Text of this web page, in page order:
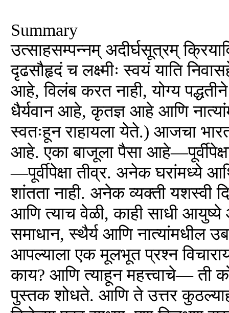
Summary
उत्साहसम्पन्नम् अदीर्घसूत्रम्
दृढसौहृदं च लक्ष्मीः स्वयं याति
आहे, विलंब करत नाही, योग्य
धैर्यवान आहे, कृतज्ञ आहे आणि
स्वतःहून राहायला येते.) आजचा
आहे. एका बाजूला पैसा
—पूर्वीपेक्षा तीव्र. अनेक घरांमध्ये
शांतता नाही. अनेक व्यक्ती
आणि त्याच वेळी, काही साधी
समाधान, स्थैर्य आणि नात्यांमधील
आपल्याला एक मूलभूत प्रश्न
काय? आणि त्याहून महत्त्वाचे— ती
पुस्तक शोधते. आणि ते उत्तर